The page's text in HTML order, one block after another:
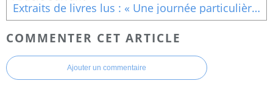
Extraits de livres lus : « Une journée particulière » (fin)
COMMENTER CET ARTICLE
Ajouter un commentaire